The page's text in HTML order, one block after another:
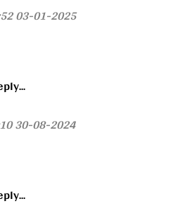
03-01-2025
30-08-2024